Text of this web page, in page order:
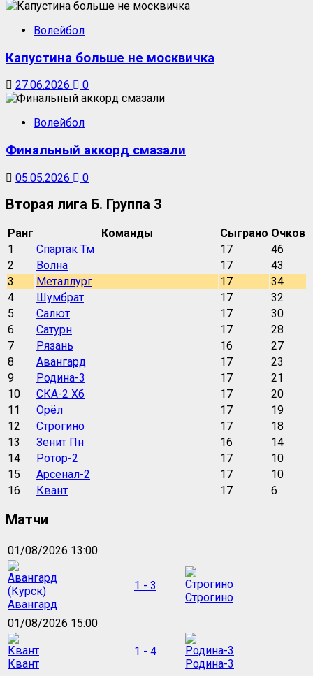
Волейбол
Капустина больше не москвичка
27.06.2026 0
Волейбол
Финальный аккорд смазали
05.05.2026 0
Вторая лига Б. Группа 3
Ранг Команды Сыграно Очков
1
Спартак Тм 17
46
2
Волна 17
43
3
Металлург 17
34
4
Шумбрат 17
32
5
Салют 17
30
6
Сатурн 17
28
7
Рязань 16
27
8
Авангард 17
23
9
Родина-3 17
21
10
СКА-2 Хб 17
20
11
Орёл 17
19
12
Строгино 17
18
13
Зенит Пн 16
14
14
Ротор-2 17
10
15
Арсенал-2 17
10
16
Квант 17 6
Матчи
01/08/2026 13:00
Авангард
1 - 3
Строгино
01/08/2026 15:00
Квант
1 - 4
Родина-3